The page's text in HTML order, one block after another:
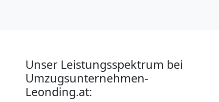
Unser Leistungsspektrum bei
Umzugsunternehmen-
Leonding.at: